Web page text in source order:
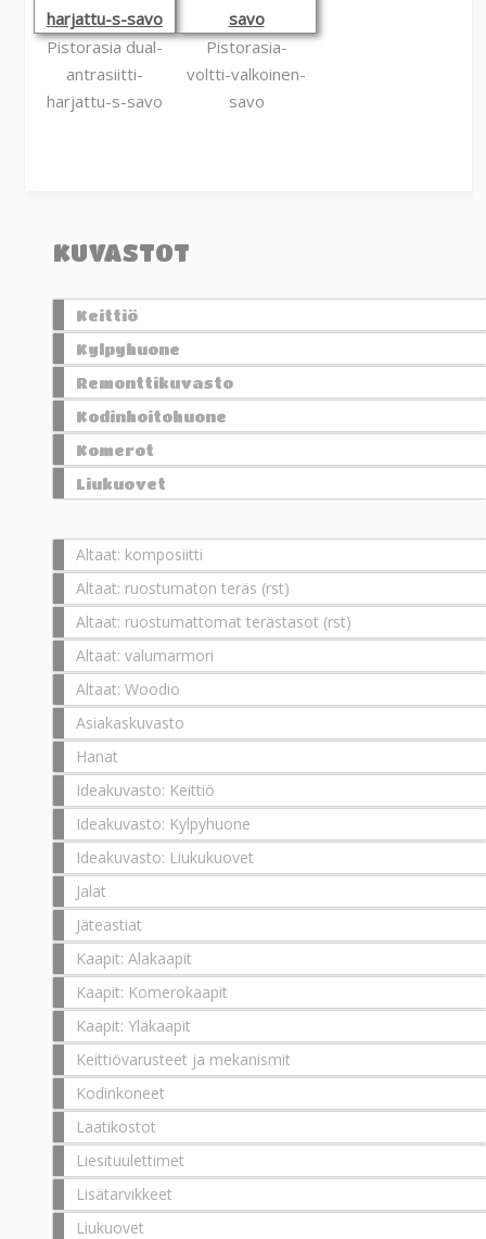
Pistorasia dual-
antrasiitti-
harjattu-s-savo
Pistorasia-
voltti-valkoinen-
savo
KUVASTOT
Keittiö
Kylpyhuone
Remonttikuvasto
Kodinhoitohuone
Komerot
Liukuovet
Altaat: komposiitti
Altaat: ruostumaton teräs (rst)
Altaat: ruostumattomat terästasot (rst)
Altaat: valumarmori
Altaat: Woodio
Asiakaskuvasto
Hanat
Ideakuvasto: Keittiö
Ideakuvasto: Kylpyhuone
Ideakuvasto: Liukukuovet
Jalat
Jäteastiat
Kaapit: Alakaapit
Kaapit: Komerokaapit
Kaapit: Yläkaapit
Keittiövarusteet ja mekanismit
Kodinkoneet
Laatikostot
Liesituulettimet
Lisätarvikkeet
Liukuovet